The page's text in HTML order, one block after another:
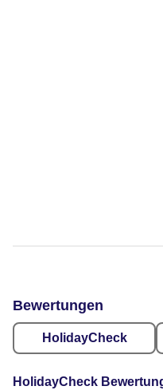
Bewertungen
HolidayCheck
HolidayCheck